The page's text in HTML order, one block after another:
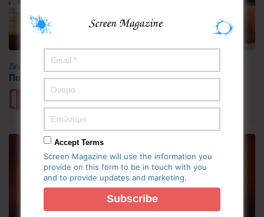
Δημοφιλή Μαγειρική
Παγωτό βανίλια με espresso (Stelios Mixailidis)
Περισσότερα
Accept Terms
Screen Magazine will use the information you
provide on this form to be in touch with you
and to provide updates and marketing.